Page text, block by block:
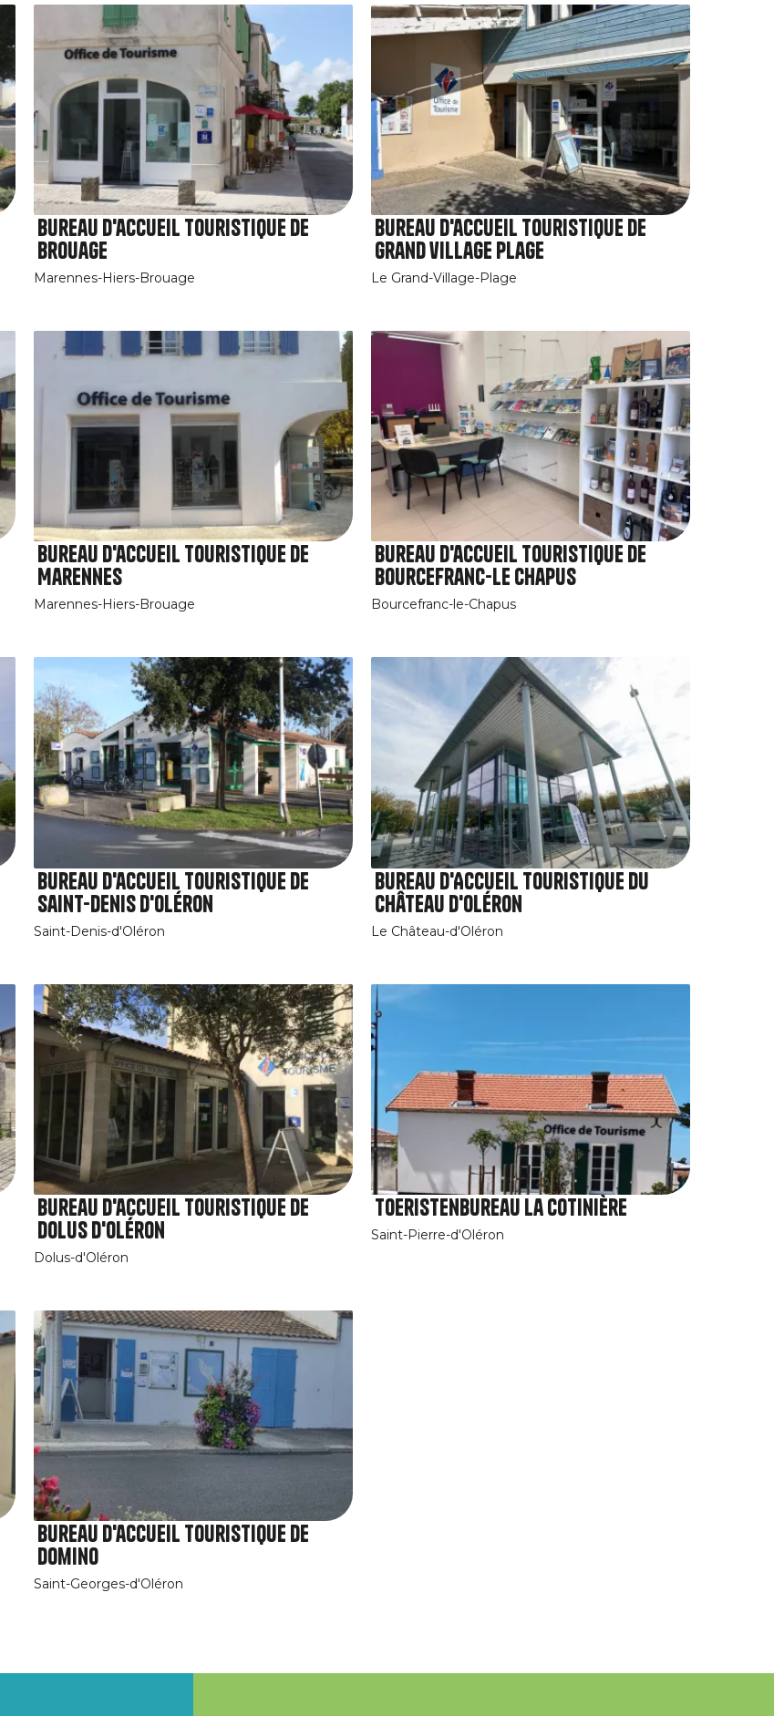
Bureau d'accueil touristique de
Brouage
Marennes-Hiers-Brouage
Bureau d'accueil touristique de
Grand village Plage
Le Grand-Village-Plage
Bureau d'accueil touristique de
Marennes
Marennes-Hiers-Brouage
Bureau d'accueil touristique de
Bourcefranc-Le Chapus
Bourcefranc-le-Chapus
Bureau d'accueil touristique de
Saint-Denis d'Oléron
Saint-Denis-d'Oléron
Bureau d'Accueil touristique du
Château d'Oléron
Le Château-d'Oléron
Bureau d'accueil touristique de
Dolus d'Oléron
Dolus-d'Oléron
Toeristenbureau La Cotinière
Saint-Pierre-d'Oléron
Bureau d'accueil touristique de
Domino
Saint-Georges-d'Oléron